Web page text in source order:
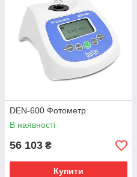
DEN-600 Фотометр
В наявності
56 103 ₴
Купити